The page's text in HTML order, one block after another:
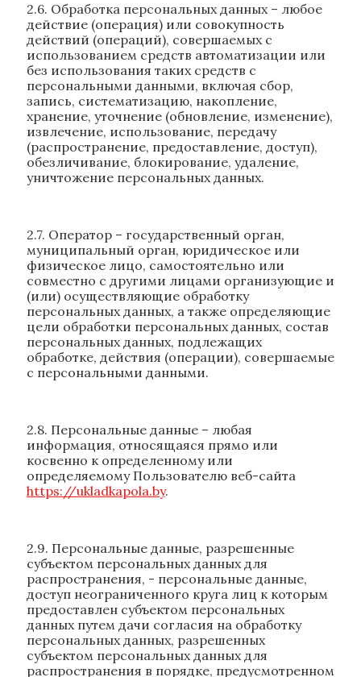
2.6. Обработка персональных данных – любое
действие (операция) или совокупность
действий (операций), совершаемых с
использованием средств автоматизации или
без использования таких средств с
персональными данными, включая сбор,
запись, систематизацию, накопление,
хранение, уточнение (обновление, изменение),
извлечение, использование, передачу
(распространение, предоставление, доступ),
обезличивание, блокирование, удаление,
уничтожение персональных данных.
2.7. Оператор – государственный орган,
муниципальный орган, юридическое или
физическое лицо, самостоятельно или
совместно с другими лицами организующие и
(или) осуществляющие обработку
персональных данных, а также определяющие
цели обработки персональных данных, состав
персональных данных, подлежащих
обработке, действия (операции), совершаемые
с персональными данными.
2.8. Персональные данные – любая
информация, относящаяся прямо или
косвенно к определенному или
определяемому Пользователю веб-сайта
https://ukladkapola.by.
2.9. Персональные данные, разрешенные
субъектом персональных данных для
распространения, - персональные данные,
доступ неограниченного круга лиц к которым
предоставлен субъектом персональных
данных путем дачи согласия на обработку
персональных данных, разрешенных
субъектом персональных данных для
распространения в порядке, предусмотренном